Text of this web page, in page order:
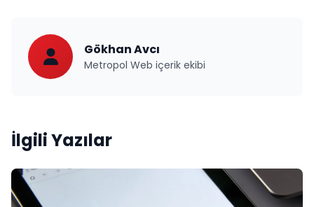
Gökhan Avcı
Metropol Web içerik ekibi
İlgili Yazılar